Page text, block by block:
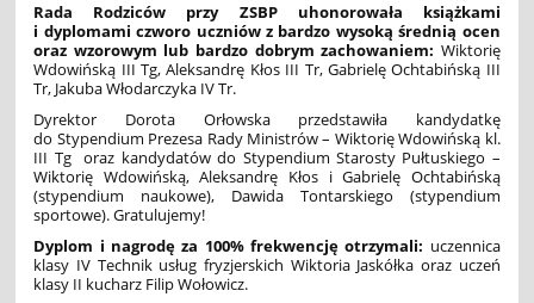
Rada Rodziców przy ZSBP uhonorowała książkami
i dyplomami czworo uczniów z bardzo wysoką średnią ocen
oraz wzorowym lub bardzo dobrym zachowaniem: Wiktorię
Wdowińską III Tg, Aleksandrę Kłos III Tr, Gabrielę Ochtabińską III
Tr, Jakuba Włodarczyka IV Tr.
Dyrektor Dorota Orłowska przedstawiła kandydatkę
do Stypendium Prezesa Rady Ministrów – Wiktorię Wdowińską kl.
III Tg oraz kandydatów do Stypendium Starosty Pułtuskiego –
Wiktorię Wdowińską, Aleksandrę Kłos i Gabrielę Ochtabińską
(stypendium naukowe), Dawida Tontarskiego (stypendium
sportowe). Gratulujemy!
Dyplom i nagrodę za 100% frekwencję otrzymali: uczennica
klasy IV Technik usług fryzjerskich Wiktoria Jaskółka oraz uczeń
klasy II kucharz Filip Wołowicz.